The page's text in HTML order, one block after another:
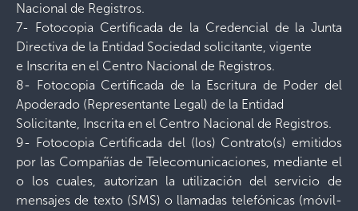
Nacional de Registros.
7- Fotocopia Certificada de la Credencial de la Junta
Directiva de la Entidad Sociedad solicitante, vigente
e Inscrita en el Centro Nacional de Registros.
8- Fotocopia Certificada de la Escritura de Poder del
Apoderado (Representante Legal) de la Entidad
Solicitante, Inscrita en el Centro Nacional de Registros.
9- Fotocopia Certificada del (los) Contrato(s) emitidos
por las Compañías de Telecomunicaciones, mediante el
o los cuales, autorizan la utilización del servicio de
mensajes de texto (SMS) o llamadas telefónicas (móvil-